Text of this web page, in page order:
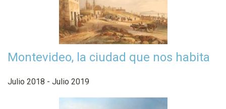
Montevideo, la ciudad que nos habita
Julio 2018 - Julio 2019